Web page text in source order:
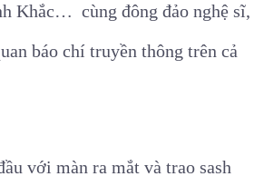
Khắc… cùng đông đảo nghệ sĩ,
báo chí truyền thông trên cả
với màn ra mắt và trao sash